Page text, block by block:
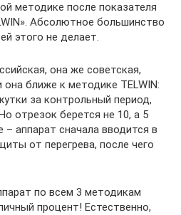
методике после показателя
Абсолютное большинство
этого не делает.
она же советская,
ближе к методике TELWIN:
за контрольный период,
отрезок берется не 10, а 5
аппарат сначала вводится в
от перегрева, после чего
по всем 3 методикам
процент! Естественно,